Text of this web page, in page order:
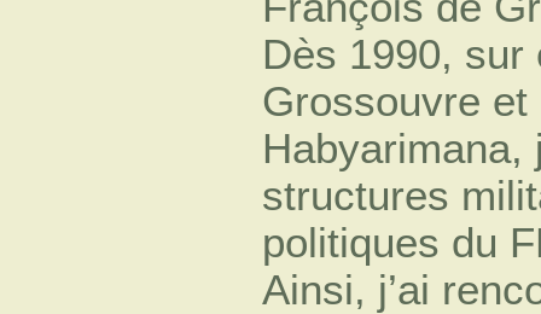
Dès 1990,
Grossouvre et
Habyarimana,
structures
politiques du
Ainsi, j’ai